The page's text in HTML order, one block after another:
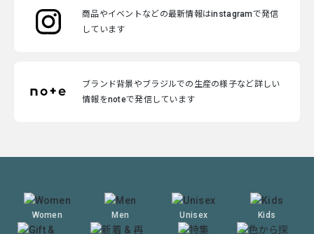
商品やイベントなどの最新情報はinstagramで発信
しています
ブランド背景やブラジルでの生産の様子など詳しい
情報をnoteで発信しています
Women Men Unisex Kids